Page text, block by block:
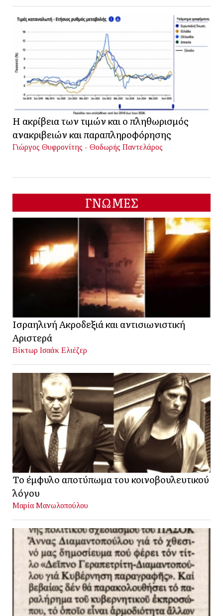
Η ακρίβεια των τιμών και ο πληθωρισμός
ανακριβειών και παραπληροφόρησης
Γιώργος Θυφρονίτης - Θοδωρής Παντελάρος
ΓΝΩΜΕΣ
Ισραηλινή Ακροδεξιά και αντισιωνιστική
Αριστερά
Βίκτωρ Ισαάκ Ελιέζερ
Το έμφυλο αποτύπωμα του κοινοβουλευτικού
λόγου
Μαρία Μανωλοπούλου